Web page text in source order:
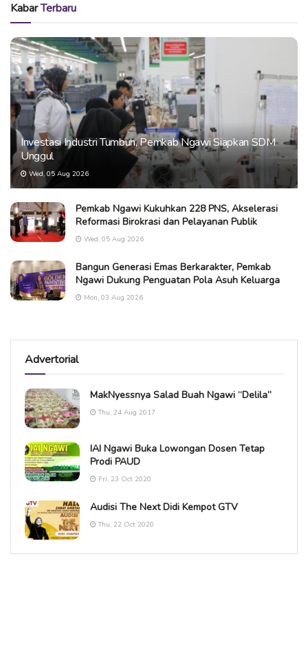
KabarTerbaru
Investasi Industri Tumbuh, Pemkab Ngawi Siapkan SDM
Unggul
Wed, 05 Aug 2026
Pemkab Ngawi Kukuhkan 228 PNS, Akselerasi
Reformasi Birokrasi dan Pelayanan Publik
Wed, 05 Aug 2026
Bangun Generasi Emas Berkarakter, Pemkab
Ngawi Dukung Penguatan Pola Asuh Keluarga
Mon, 03 Aug 2026
Advertorial
MakNyessnya Salad Buah Ngawi “Delila”
Thu, 24 Aug 2017
IAI Ngawi Buka Lowongan Dosen Tetap
Prodi PAUD
Fri, 23 Oct 2020
Audisi The Next Didi Kempot GTV
Thu, 22 Oct 2020